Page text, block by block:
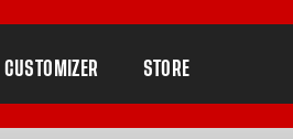
CUSTOMIZER STORE